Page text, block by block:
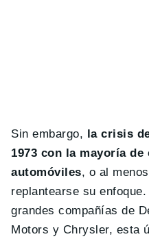
Sin embargo, la crisis
1973 con la mayoría
automóviles, o al
replantearse su
grandes compañías de
Motors y Chrysler, esta